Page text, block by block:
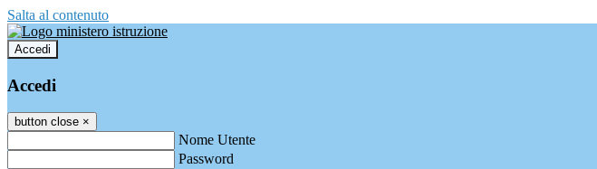
Salta al contenuto
Accedi
Accedi
button close ×
Nome Utente
Password